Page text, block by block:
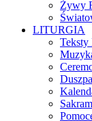
Żywy
LITURGIA
Teksty